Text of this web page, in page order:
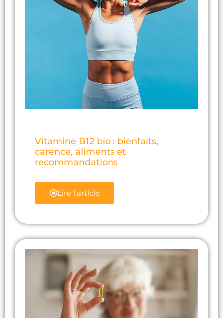
Vitamine B12 bio : bienfaits,
carence, aliments et
recommandations
Lire l'article